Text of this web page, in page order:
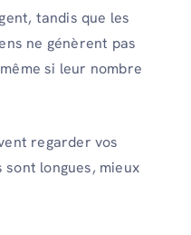
tandis que les
ne génèrent pas
si leur nombre
regarder vos
longues, mieux